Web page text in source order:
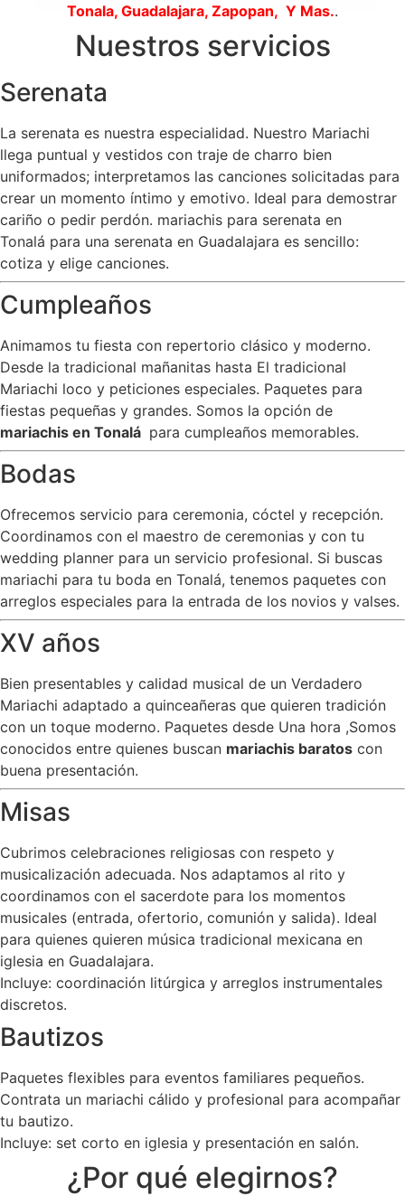
Tonala, Guadalajara, Zapopan, Y Mas..
Nuestros servicios
Serenata
La serenata es nuestra especialidad. Nuestro Mariachi
llega puntual y vestidos con traje de charro bien
uniformados; interpretamos las canciones solicitadas para
crear un momento íntimo y emotivo. Ideal para demostrar
cariño o pedir perdón. mariachis para serenata en
Tonalá para una serenata en Guadalajara es sencillo:
cotiza y elige canciones.
Cumpleaños
Animamos tu fiesta con repertorio clásico y moderno.
Desde la tradicional mañanitas hasta El tradicional
Mariachi loco y peticiones especiales. Paquetes para
fiestas pequeñas y grandes. Somos la opción de
mariachis en Tonalá para cumpleaños memorables.
Bodas
Ofrecemos servicio para ceremonia, cóctel y recepción.
Coordinamos con el maestro de ceremonias y con tu
wedding planner para un servicio profesional. Si buscas
mariachi para tu boda en Tonalá, tenemos paquetes con
arreglos especiales para la entrada de los novios y valses.
XV años
Bien presentables y calidad musical de un Verdadero
Mariachi adaptado a quinceañeras que quieren tradición
con un toque moderno. Paquetes desde Una hora ,Somos
conocidos entre quienes buscan mariachis baratos con
buena presentación.
Misas
Cubrimos celebraciones religiosas con respeto y
musicalización adecuada. Nos adaptamos al rito y
coordinamos con el sacerdote para los momentos
musicales (entrada, ofertorio, comunión y salida). Ideal
para quienes quieren música tradicional mexicana en
iglesia en Guadalajara.
Incluye: coordinación litúrgica y arreglos instrumentales
discretos.
Bautizos
Paquetes flexibles para eventos familiares pequeños.
Contrata un mariachi cálido y profesional para acompañar
tu bautizo.
Incluye: set corto en iglesia y presentación en salón.
¿Por qué elegirnos?